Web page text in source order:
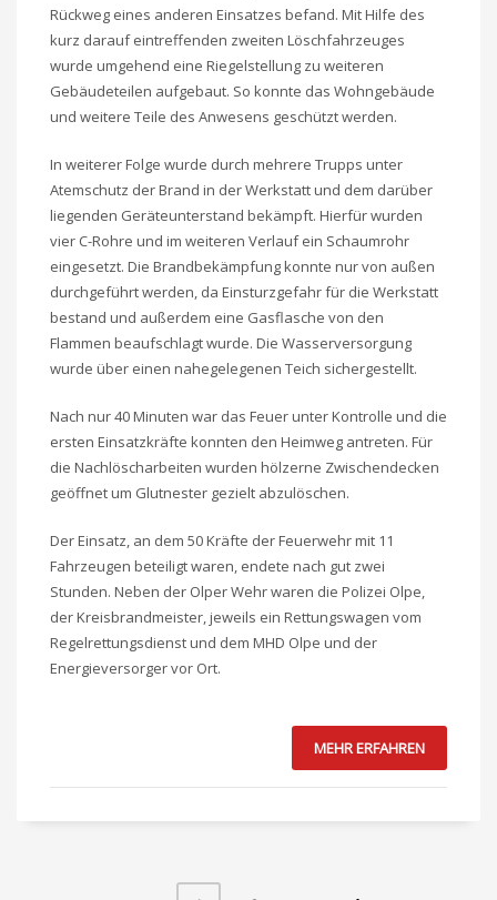
Rückweg eines anderen Einsatzes befand. Mit Hilfe des
kurz darauf eintreffenden zweiten Löschfahrzeuges
wurde umgehend eine Riegelstellung zu weiteren
Gebäudeteilen aufgebaut. So konnte das Wohngebäude
und weitere Teile des Anwesens geschützt werden.
In weiterer Folge wurde durch mehrere Trupps unter
Atemschutz der Brand in der Werkstatt und dem darüber
liegenden Geräteunterstand bekämpft. Hierfür wurden
vier C-Rohre und im weiteren Verlauf ein Schaumrohr
eingesetzt. Die Brandbekämpfung konnte nur von außen
durchgeführt werden, da Einsturzgefahr für die Werkstatt
bestand und außerdem eine Gasflasche von den
Flammen beaufschlagt wurde. Die Wasserversorgung
wurde über einen nahegelegenen Teich sichergestellt.
Nach nur 40 Minuten war das Feuer unter Kontrolle und die
ersten Einsatzkräfte konnten den Heimweg antreten. Für
die Nachlöscharbeiten wurden hölzerne Zwischendecken
geöffnet um Glutnester gezielt abzulöschen.
Der Einsatz, an dem 50 Kräfte der Feuerwehr mit 11
Fahrzeugen beteiligt waren, endete nach gut zwei
Stunden. Neben der Olper Wehr waren die Polizei Olpe,
der Kreisbrandmeister, jeweils ein Rettungswagen vom
Regelrettungsdienst und dem MHD Olpe und der
Energieversorger vor Ort.
MEHR ERFAHREN